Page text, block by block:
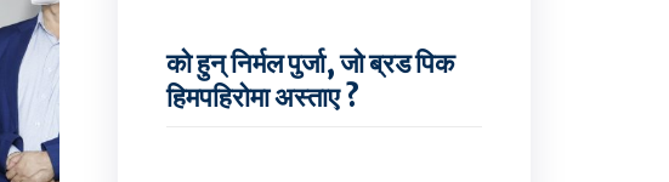
को हुन् निर्मल पुर्जा, जो ब्रड पिक
हिमपहिरोमा अस्ताए ?